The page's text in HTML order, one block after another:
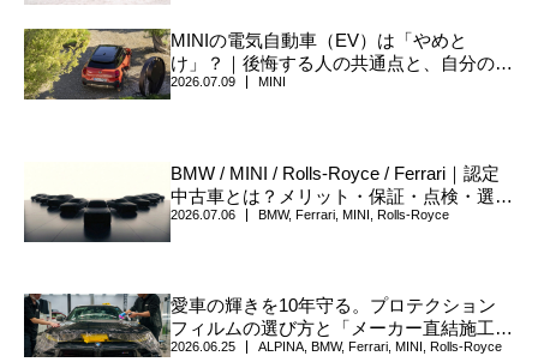
MINIの電気自動車（EV）は「やめと
け」？｜後悔する人の共通点と、自分のた
めに選ぶべき本当の理由
2026.07.09 MINI
BMW / MINI / Rolls-Royce / Ferrari｜認定
中古車とは？メリット・保証・点検・選び
方について
2026.07.06 BMW,Ferrari ,MINI ,Rolls-Royce
愛車の輝きを10年守る。プロテクション
フィルムの選び方と「メーカー直結施工」
の真価
2026.06.25 ALPINA ,BMW,Ferrari ,MINI ,Rolls-Royce